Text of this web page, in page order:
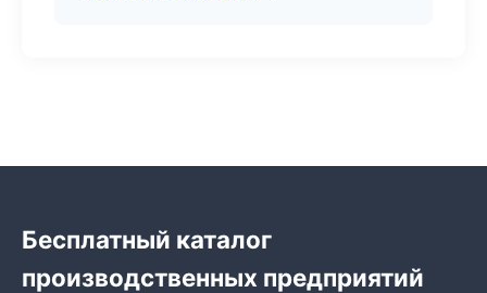
Бесплатный каталог
производственных предприятий